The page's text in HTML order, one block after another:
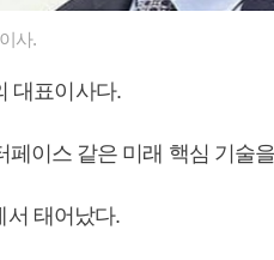
사.
대표이사다.
페이스 같은 미래 핵심 기술
서 태어났다.